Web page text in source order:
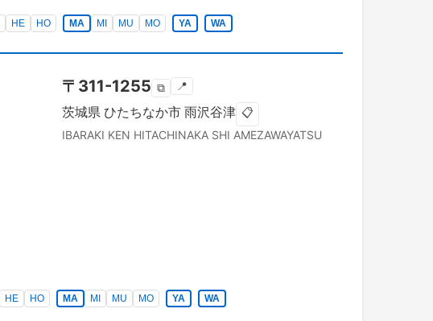
HE HO MA MI MU MO YA WA
〒 311-1255 ⧉ 📍
茨城県 ひたちなか市 雨沢谷津 📋
IBARAKI KEN HITACHINAKA SHI AMEZAWAYATSU
HE HO MA MI MU MO YA WA